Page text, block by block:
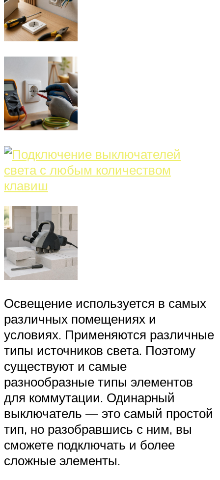
Освещение используется в самых
различных помещениях и
условиях. Применяются различные
типы источников света. Поэтому
существуют и самые
разнообразные типы элементов
для коммутации. Одинарный
выключатель — это самый простой
тип, но разобравшись с ним, вы
сможете подключать и более
сложные элементы.